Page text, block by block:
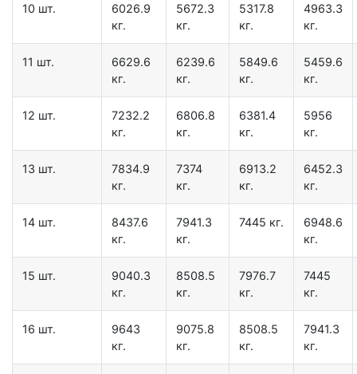
10 шт.
6026.9
кг.
5672.3
кг.
5317.8
кг.
4963.3
кг.
11 шт.
6629.6
кг.
6239.6
кг.
5849.6
кг.
5459.6
кг.
12 шт.
7232.2
кг.
6806.8
кг.
6381.4
кг.
5956
кг.
13 шт.
7834.9
кг.
7374
кг.
6913.2
кг.
6452.3
кг.
14 шт.
8437.6
кг.
7941.3
кг.
7445 кг.
6948.6
кг.
15 шт.
9040.3
кг.
8508.5
кг.
7976.7
кг.
7445
кг.
16 шт.
9643
кг.
9075.8
кг.
8508.5
кг.
7941.3
кг.